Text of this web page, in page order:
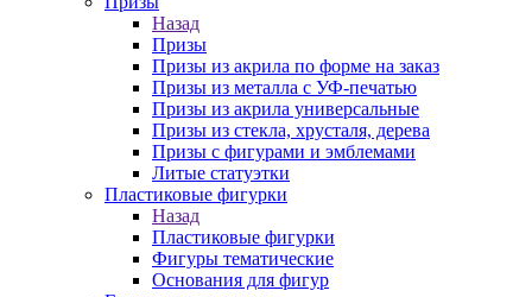
Назад
Призы
Призы из акрила по форме на заказ
Призы из металла с УФ-печатью
Призы из акрила универсальные
Призы из стекла, хрусталя, дерева
Призы с фигурами и эмблемами
Литые статуэтки
Пластиковые фигурки
Назад
Пластиковые фигурки
Фигуры тематические
Основания для фигур